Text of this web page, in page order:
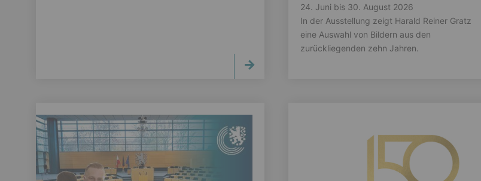
24. Juni bis 30. August 2026
In der Ausstellung zeigt Harald Reiner Gratz
eine Auswahl von Bildern aus den
zurückliegenden zehn Jahren.